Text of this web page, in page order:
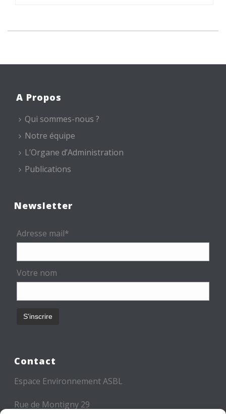
A Propos
Qui sommes-nous ?
Notre équipe
L’Organe d’Administration
Publications
Newsletter
Adresse mail*
Votre nom
Contact
Espace Environnement ASBL
Rue de Montigny 29